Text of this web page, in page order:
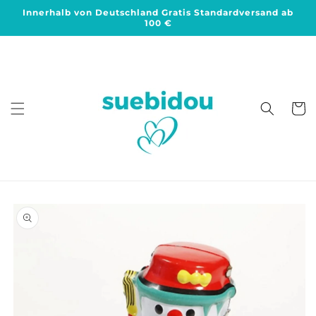
zum
Innerhalb von Deutschland Gratis Standardversand ab
100 €